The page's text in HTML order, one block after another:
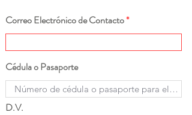
Correo Electrónico de Contacto
Cédula o Pasaporte
D.V.